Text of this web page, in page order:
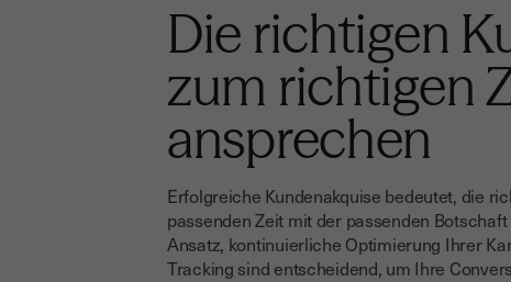
Die richtigen
zum richtigen
ansprechen
Erfolgreiche Kundenakquise bedeutet, die
passenden Zeit mit der passenden
Ansatz, kontinuierliche Optimierung Ihrer
Tracking sind entscheidend, um Ihre